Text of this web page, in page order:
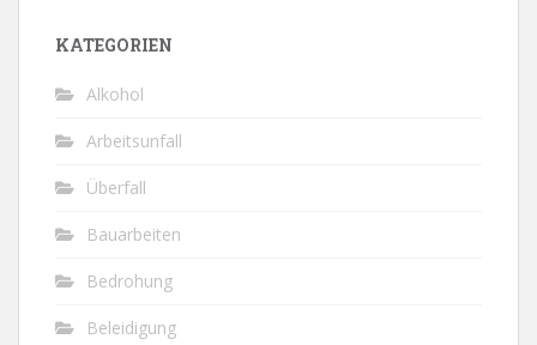
KATEGORIEN
Alkohol
Arbeitsunfall
Überfall
Bauarbeiten
Bedrohung
Beleidigung